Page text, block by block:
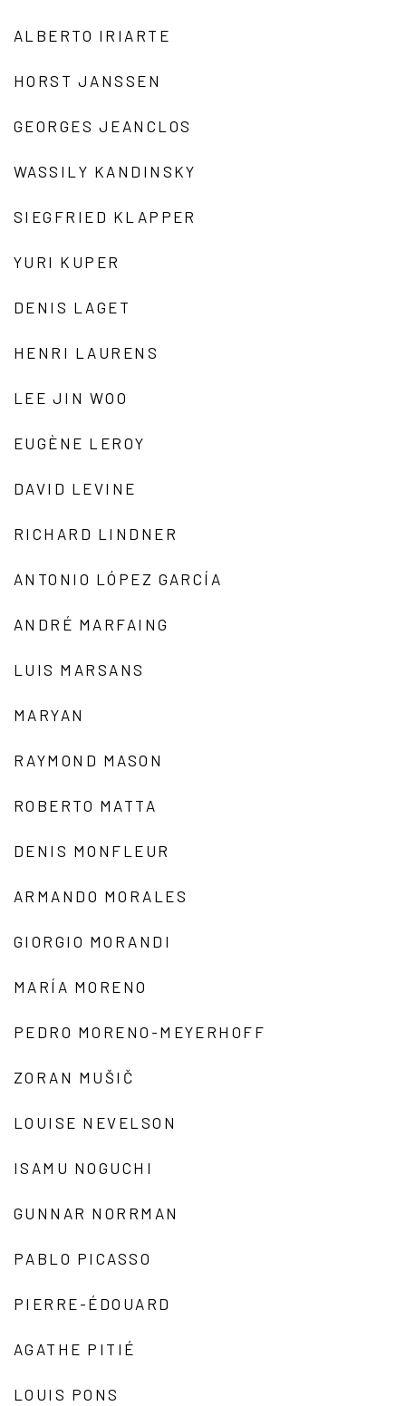
ALBERTO IRIARTE
HORST JANSSEN
GEORGES JEANCLOS
WASSILY KANDINSKY
SIEGFRIED KLAPPER
YURI KUPER
DENIS LAGET
HENRI LAURENS
LEE JIN WOO
EUGÈNE LEROY
DAVID LEVINE
RICHARD LINDNER
ANTONIO LÓPEZ GARCÍA
ANDRÉ MARFAING
LUIS MARSANS
MARYAN
RAYMOND MASON
ROBERTO MATTA
DENIS MONFLEUR
ARMANDO MORALES
GIORGIO MORANDI
MARÍA MORENO
PEDRO MORENO-MEYERHOFF
ZORAN MUŠIČ
LOUISE NEVELSON
ISAMU NOGUCHI
GUNNAR NORRMAN
PABLO PICASSO
PIERRE-ÉDOUARD
AGATHE PITIÉ
LOUIS PONS